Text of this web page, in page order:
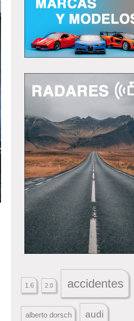
1.6 2.0 accidentes
alberto dorsch audi